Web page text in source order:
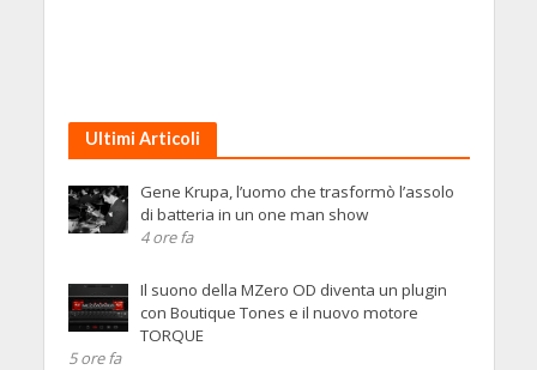
Ultimi Articoli
Gene Krupa, l’uomo che trasformò l’assolo
di batteria in un one man show
4 ore fa
Il suono della MZero OD diventa un plugin
con Boutique Tones e il nuovo motore
TORQUE
5 ore fa